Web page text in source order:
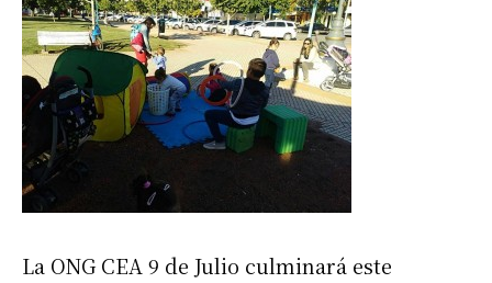
La ONG CEA 9 de Julio culminará este